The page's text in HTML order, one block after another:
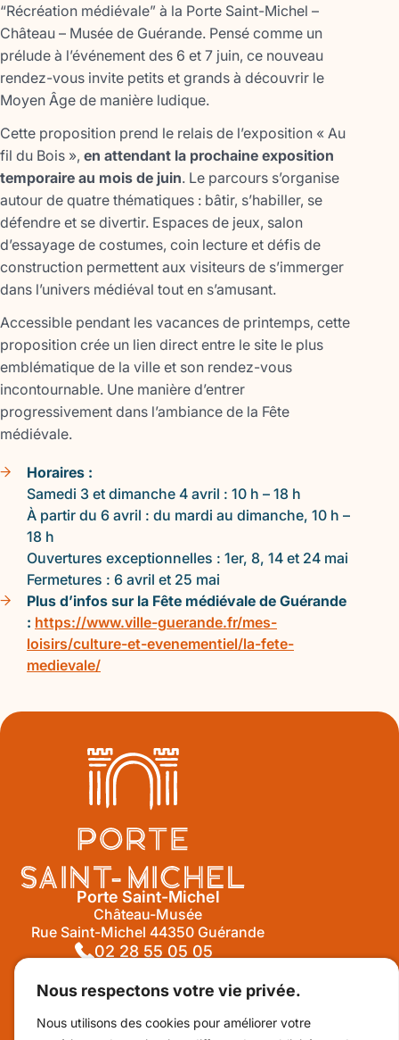
Nous respectons votre vie privée.
Nous utilisons des cookies pour améliorer votre
“Récréation médiévale” à la Porte Saint-Michel –
Château – Musée de Guérande. Pensé comme un
prélude à l’événement des 6 et 7 juin, ce nouveau
rendez-vous invite petits et grands à découvrir le
Moyen Âge de manière ludique.
Cette proposition prend le relais de l’exposition « Au
fil du Bois », en attendant la prochaine exposition
temporaire au mois de juin. Le parcours s’organise
autour de quatre thématiques : bâtir, s’habiller, se
défendre et se divertir. Espaces de jeux, salon
d’essayage de costumes, coin lecture et défis de
construction permettent aux visiteurs de s’immerger
dans l’univers médiéval tout en s’amusant.
Accessible pendant les vacances de printemps, cette
proposition crée un lien direct entre le site le plus
emblématique de la ville et son rendez-vous
incontournable. Une manière d’entrer
progressivement dans l’ambiance de la Fête
médiévale.
Horaires :
Samedi 3 et dimanche 4 avril : 10 h – 18 h
À partir du 6 avril : du mardi au dimanche, 10 h –
18 h
Ouvertures exceptionnelles : 1er, 8, 14 et 24 mai
Fermetures : 6 avril et 25 mai
Plus d’infos sur la Fête médiévale de Guérande
: https://www.ville-guerande.fr/mes-
loisirs/culture-et-evenementiel/la-fete-
medievale/
Porte Saint-Michel
Château-Musée
Rue Saint-Michel 44350 Guérande
02 28 55 05 05
Suivez-nous sur Facebook !